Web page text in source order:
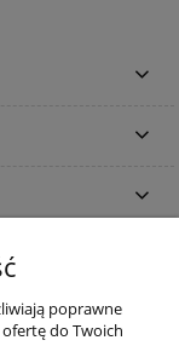
poprawne
do Twoich